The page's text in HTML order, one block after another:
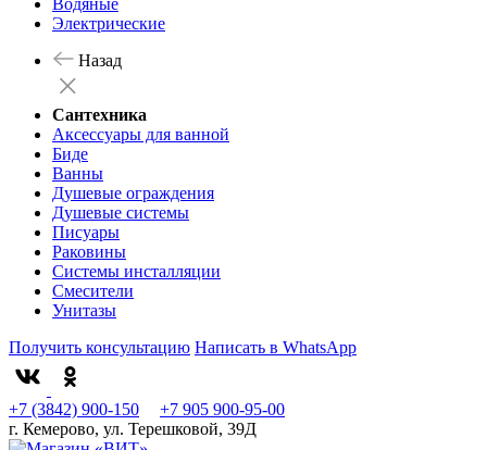
Водяные
Электрические
Назад
Сантехника
Аксессуары для ванной
Биде
Ванны
Душевые ограждения
Душевые системы
Писуары
Раковины
Системы инсталляции
Смесители
Унитазы
Получить консультацию Написать в WhatsApp
+7 (3842) 900-150
+7 905 900-95-00
г. Кемерово, ул. Терешковой, 39Д